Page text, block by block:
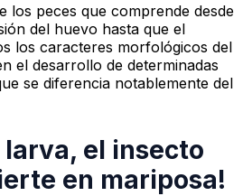
los peces que comprende desde
del huevo hasta que el
los caracteres morfológicos del
el desarrollo de determinadas
se diferencia notablemente del
larva, el insecto
en mariposa!